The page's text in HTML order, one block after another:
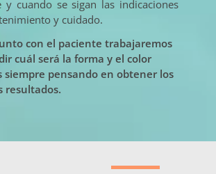
y cuando se sigan las indicaciones
y cuidado.
con el paciente trabajaremos
cuál será la forma y el color
siempre pensando en obtener los
resultados.